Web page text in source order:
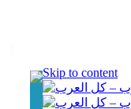
Skip to content